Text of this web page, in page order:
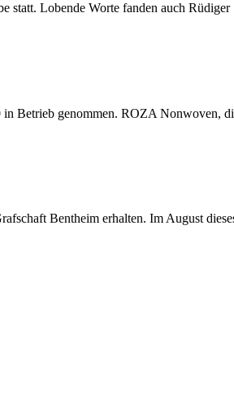
statt. Lobende Worte fanden auch Rüdiger
Betrieb genommen. ROZA Nonwoven,
Bentheim erhalten. Im August